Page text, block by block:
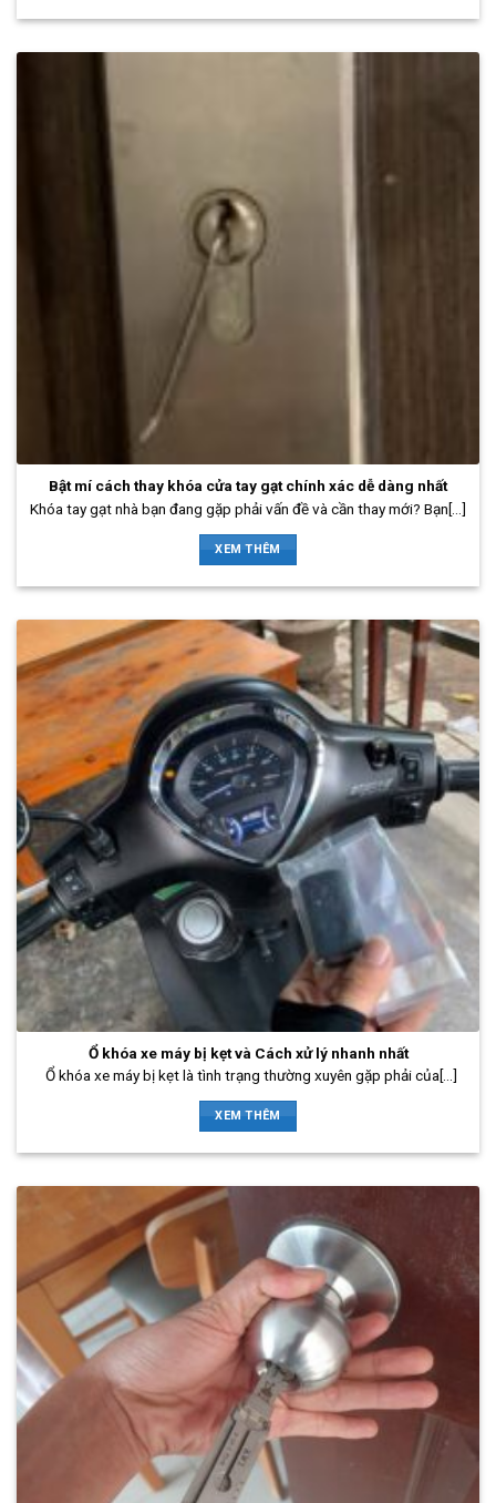
Bật mí cách thay khóa cửa tay gạt chính xác dễ dàng nhất
Khóa tay gạt nhà bạn đang gặp phải vấn đề và cần thay mới? Bạn[...]
XEM THÊM
Ổ khóa xe máy bị kẹt và Cách xử lý nhanh nhất
Ổ khóa xe máy bị kẹt là tình trạng thường xuyên gặp phải của[...]
XEM THÊM